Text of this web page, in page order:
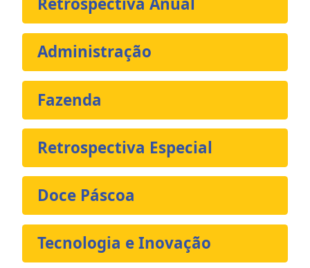
Administração
Fazenda
Retrospectiva Especial
Doce Páscoa
Tecnologia e Inovação